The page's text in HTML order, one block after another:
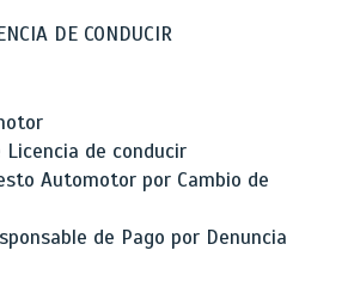
DE CONDUCIR
Licencia de conducir
Automotor por Cambio de
de Pago por Denuncia